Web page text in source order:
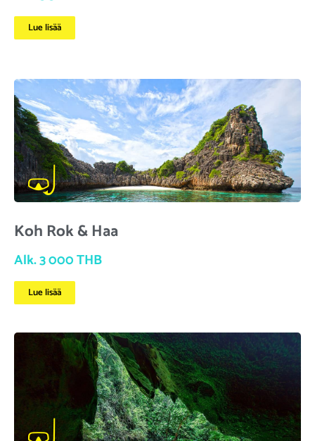
Lue lisää
Koh Rok & Haa
Alk. 3 000 THB
Lue lisää